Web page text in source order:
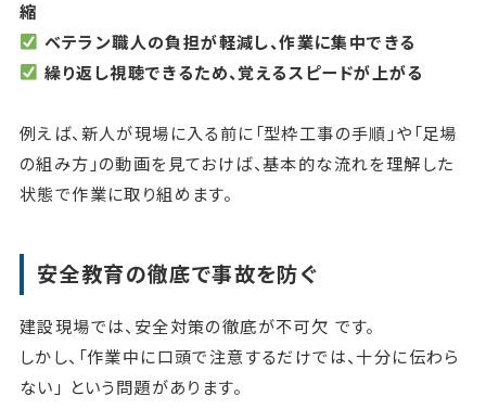
縮
ベテラン職人の負担が軽減し、作業に集中できる
繰り返し視聴できるため、覚えるスピードが上がる
例えば、新人が現場に入る前に「型枠工事の手順」や「足場
の組み方」の動画を見ておけば、基本的な流れを理解した
状態で作業に取り組めます。
安全教育の徹底で事故を防ぐ
建設現場では、安全対策の徹底が不可欠 です。
しかし、「作業中に口頭で注意するだけでは、十分に伝わら
ない」 という問題があります。